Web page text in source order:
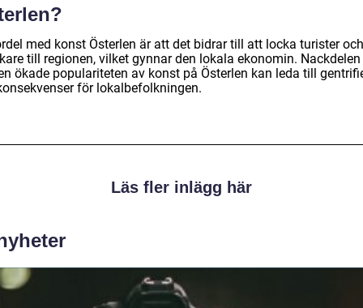
med konst Österlen är att det bidrar till att locka turister och
till regionen, vilket gynnar den lokala ekonomin. Nackdelen
ökade populariteten av konst på Österlen kan leda till
för lokalbefolkningen.
Läs fler inlägg här